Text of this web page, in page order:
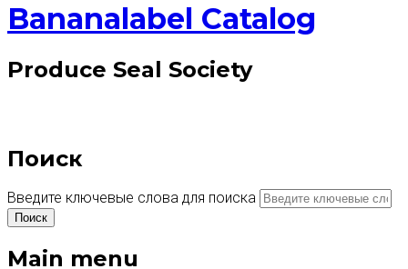
Bananalabel Catalog
Produce Seal Society
Поиск
Введите ключевые слова для поиска
Main menu